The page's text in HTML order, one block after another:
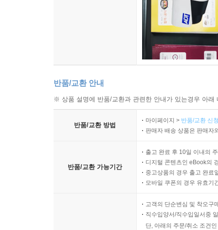
반품/교환 안내
※ 상품 설명에 반품/교환과 관련한 안내가 있는경우 아
반품/교환 방법
마이페이지 > 반품/교환 신
판매자 배송 상품은 판매자
반품/교환 가능기간
출고 완료 후 10일 이내의
디지털 콘텐츠인 eBook의
중고상품의 경우 출고 완료
모바일 쿠폰의 경우 유효기
고객의 단순변심 및 착오구
직수입양서/직수입일서중
단, 아래의 주문/취소 조건